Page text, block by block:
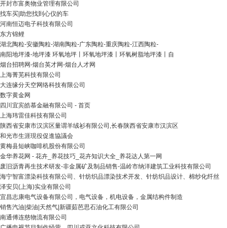
开封市富奥物业管理有限公司
找车买|助您找到心仪的车
河南恒迈电子科技有限公司
东方锦鲤
湖北陶粒-安徽陶粒-湖南陶粒-广东陶粒-重庆陶粒-江西陶粒-
南阳地坪漆-地坪漆 环氧地坪丨环氧地坪漆丨环氧树脂地坪漆丨自
烟台招聘网-烟台英才网-烟台人才网
上海菁芜科技有限公司
大连缘分天空网络科技有限公司
数字黄金网
四川宜宾皓慕金融有限公司 - 首页
上海玮雷佳科技有限公司
陕西省安康市汉滨区量谓羊绒衫有限公司,长春陕西省安康市汉滨区
和光市生涯現役促進協議会
黄梅县短峡咖啡机股份有限公司
金华养花网 - 花卉_养花技巧_花卉知识大全_养花达人第一网
废旧沥青再生技术研发-非金属矿及制品销售-温岭市纳洋建筑工业科技有限公司
海宁智富漂染科技有限公司、针纺织品漂染技术开发、针纺织品设计、棉纱化纤丝
泽安贝(上海)实业有限公司
宜昌志康电气设备有限公司，电气设备，机电设备，金属结构件制造
销售汽油|柴油|天然气|新疆茹芭思石油化工有限公司
南通傅连慈物流有限公司